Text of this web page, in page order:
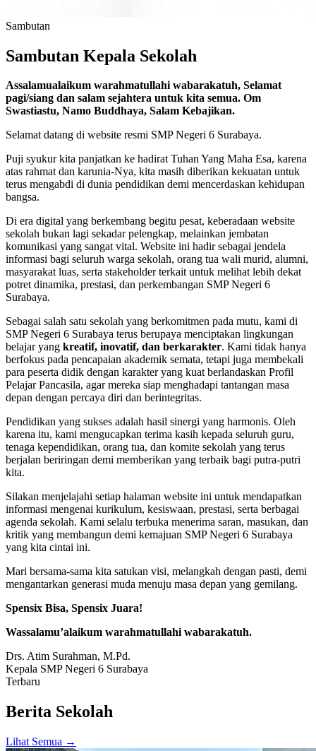
Sambutan
Sambutan Kepala Sekolah
Assalamualaikum warahmatullahi wabarakatuh, Selamat
pagi/siang dan salam sejahtera untuk kita semua. Om
Swastiastu, Namo Buddhaya, Salam Kebajikan.
Selamat datang di website resmi SMP Negeri 6 Surabaya.
Puji syukur kita panjatkan ke hadirat Tuhan Yang Maha Esa, karena
atas rahmat dan karunia-Nya, kita masih diberikan kekuatan untuk
terus mengabdi di dunia pendidikan demi mencerdaskan kehidupan
bangsa.
Di era digital yang berkembang begitu pesat, keberadaan website
sekolah bukan lagi sekadar pelengkap, melainkan jembatan
komunikasi yang sangat vital. Website ini hadir sebagai jendela
informasi bagi seluruh warga sekolah, orang tua wali murid, alumni,
masyarakat luas, serta stakeholder terkait untuk melihat lebih dekat
potret dinamika, prestasi, dan perkembangan SMP Negeri 6
Surabaya.
Sebagai salah satu sekolah yang berkomitmen pada mutu, kami di
SMP Negeri 6 Surabaya terus berupaya menciptakan lingkungan
belajar yang kreatif, inovatif, dan berkarakter. Kami tidak hanya
berfokus pada pencapaian akademik semata, tetapi juga membekali
para peserta didik dengan karakter yang kuat berlandaskan Profil
Pelajar Pancasila, agar mereka siap menghadapi tantangan masa
depan dengan percaya diri dan berintegritas.
Pendidikan yang sukses adalah hasil sinergi yang harmonis. Oleh
karena itu, kami mengucapkan terima kasih kepada seluruh guru,
tenaga kependidikan, orang tua, dan komite sekolah yang terus
berjalan beriringan demi memberikan yang terbaik bagi putra-putri
kita.
Silakan menjelajahi setiap halaman website ini untuk mendapatkan
informasi mengenai kurikulum, kesiswaan, prestasi, serta berbagai
agenda sekolah. Kami selalu terbuka menerima saran, masukan, dan
kritik yang membangun demi kemajuan SMP Negeri 6 Surabaya
yang kita cintai ini.
Mari bersama-sama kita satukan visi, melangkah dengan pasti, demi
mengantarkan generasi muda menuju masa depan yang gemilang.
Spensix Bisa, Spensix Juara!
Wassalamu’alaikum warahmatullahi wabarakatuh.
Drs. Atim Surahman, M.Pd.
Kepala SMP Negeri 6 Surabaya
Terbaru
Berita Sekolah
Lihat Semua →